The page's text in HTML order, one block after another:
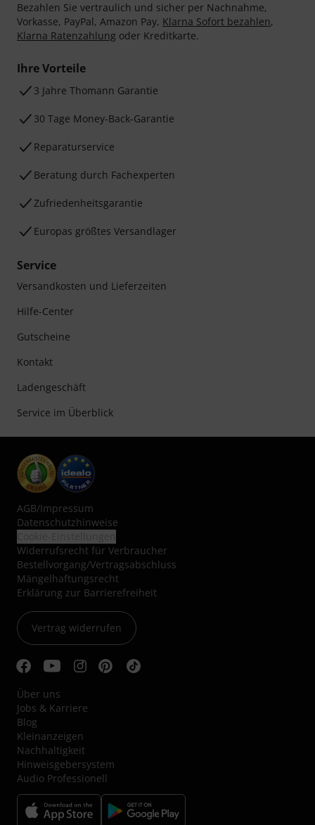
Bezahlen Sie vertraulich und sicher per Nachnahme,
Vorkasse, PayPal, Amazon Pay, Klarna Sofort bezahlen,
Klarna Ratenzahlung oder Kreditkarte.
Ihre Vorteile
3 Jahre Thomann Garantie
30 Tage Money-Back-Garantie
Reparaturservice
Beratung durch Fachexperten
Zufriedenheitsgarantie
Europas größtes Versandlager
Service
Versandkosten und Lieferzeiten
Hilfe-Center
Gutscheine
Kontakt
Ladengeschäft
Service im Überblick
AGB/Impressum
Datenschutzhinweise
Widerrufsrecht für Verbraucher
Bestellvorgang/Vertragsabschluss
Mängelhaftungsrecht
Erklärung zur Barrierefreiheit
Vertrag widerrufen
Über uns
Jobs & Karriere
Blog
Kleinanzeigen
Nachhaltigkeit
Hinweisgebersystem
Audio Professionell